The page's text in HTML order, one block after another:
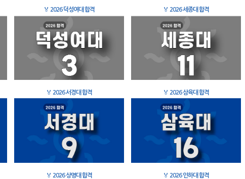
🏅 2026 덕성여대 합격 🏅 2026 세종대 합격
🏅 2026 서경대 합격 🏅 2026 삼육대 합격
🏅 2026 상명대 합격 🏅 2026 인하대 합격